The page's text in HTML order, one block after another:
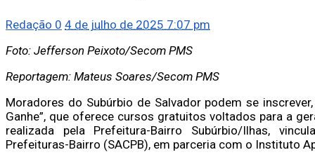
Redação 0 4 de julho de 2025 7:07 pm
Foto: Jefferson Peixoto/Secom PMS
Reportagem: Mateus Soares/Secom PMS
Moradores do Subúrbio de Salvador podem se
Ganhe”, que oferece cursos gratuitos voltados para a
realizada pela Prefeitura-Bairro Subúrbio/Ilhas,
Prefeituras-Bairro (SACPB), em parceria com o Instituto